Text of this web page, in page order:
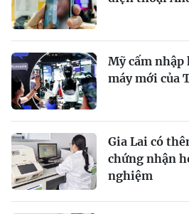
Mỹ cấm nhập
máy mới của
Gia Lai có
chứng nhận
nghiệm